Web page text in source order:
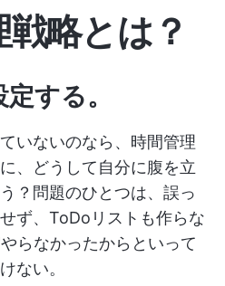
略とは？
定する。
いないのなら、時間管理
、どうして自分に腹を立
？問題のひとつは、誤っ
ず、ToDoリストも作らな
らなかったからといって
ない。